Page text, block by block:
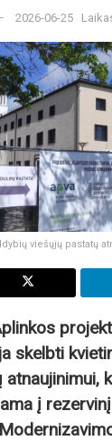
2026-06-25
viešųjų pastatų
skelbti
į